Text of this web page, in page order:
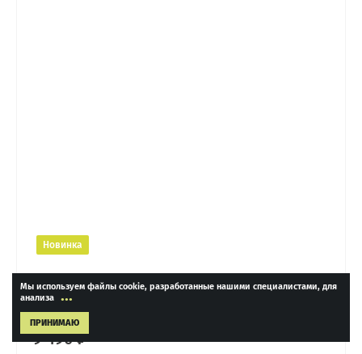
Новинка
Сапоги высокие с ремешками
9 490 ₽
Мы используем файлы cookie, разработанные нашими специалистами, для
анализа
...
ПРИНИМАЮ